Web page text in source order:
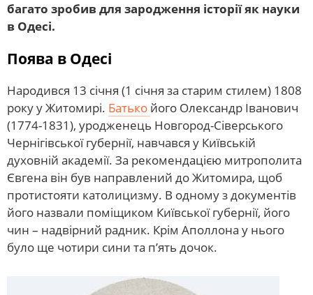
багато зробив для зародження історії як науки
в Одесі.
Поява в Одесі
Народився 13 січня (1 січня за старим стилем) 1808
року у Житомирі. Батько його Олександр Іванович
(1774-1831), уродженець Новгород-Сіверського
Чернігівської губернії, навчався у Київській
духовній академії. За рекомендацією митрополита
Євгена він був направлений до Житомира, щоб
протистояти католицизму. В одному з документів
його назвали поміщиком Київської губернії, його
чин – надвірний радник. Крім Аполлона у нього
було ще чотири сини та п’ять дочок.